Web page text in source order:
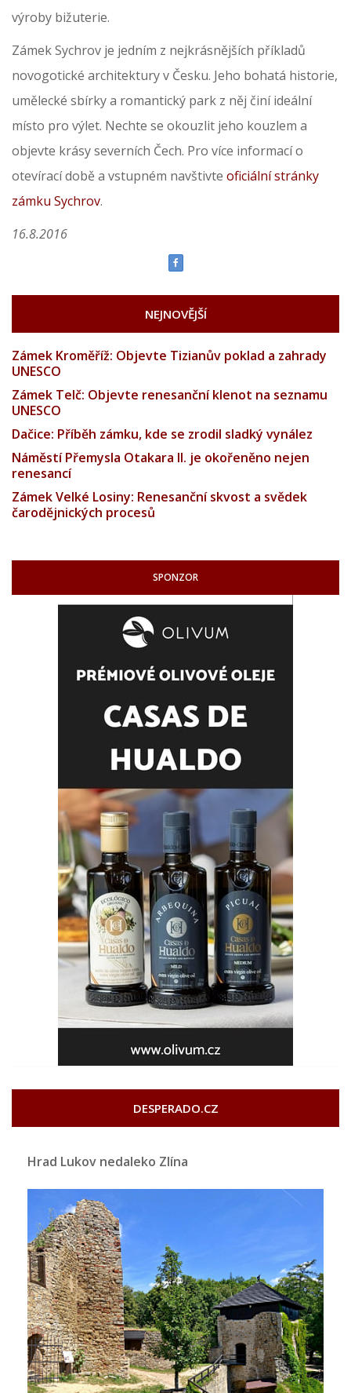
výroby bižuterie.
Zámek Sychrov je jedním z nejkrásnějších příkladů
novogotické architektury v Česku. Jeho bohatá historie,
umělecké sbírky a romantický park z něj činí ideální
místo pro výlet. Nechte se okouzlit jeho kouzlem a
objevte krásy severních Čech. Pro více informací o
otevírací době a vstupném navštivte oficiální stránky
zámku Sychrov.
16.8.2016
NEJNOVĚJŠÍ
Zámek Kroměříž: Objevte Tizianův poklad a zahrady
UNESCO
Zámek Telč: Objevte renesanční klenot na seznamu
UNESCO
Dačice: Příběh zámku, kde se zrodil sladký vynález
Náměstí Přemysla Otakara II. je okořeněno nejen
renesancí
Zámek Velké Losiny: Renesanční skvost a svědek
čarodějnických procesů
SPONZOR
DESPERADO.CZ
Hrad Lukov nedaleko Zlína